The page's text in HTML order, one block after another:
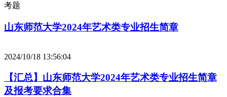
考题
山东师范大学2024年艺术类专业招生简章
2024/10/18 13:56:04
【汇总】山东师范大学2024年艺术类专业招生简章
及报考要求合集